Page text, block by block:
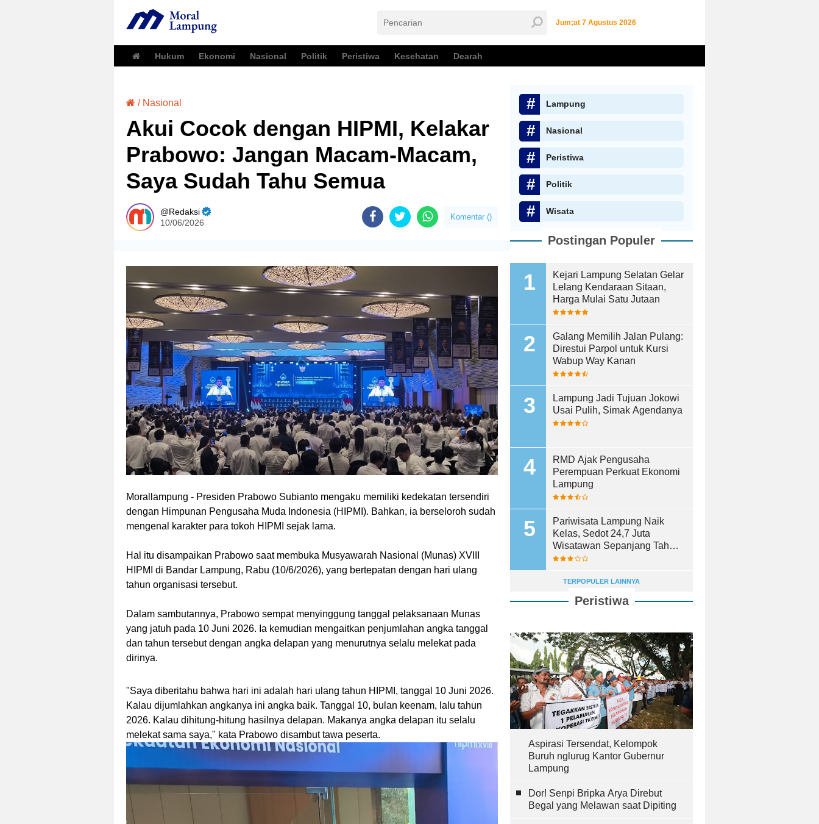
Jum;at 7 Agustus 2026
Hukum Ekonomi Nasional Politik Peristiwa Kesehatan Dearah
/ Nasional
Akui Cocok dengan HIPMI, Kelakar
Prabowo: Jangan Macam-Macam,
Saya Sudah Tahu Semua
Redaksi
10/06/2026
Komentar ()
Morallampung - Presiden Prabowo Subianto mengaku memiliki kedekatan tersendiri
dengan Himpunan Pengusaha Muda Indonesia (HIPMI). Bahkan, ia berseloroh sudah
mengenal karakter para tokoh HIPMI sejak lama.
Hal itu disampaikan Prabowo saat membuka Musyawarah Nasional (Munas) XVIII
HIPMI di Bandar Lampung, Rabu (10/6/2026), yang bertepatan dengan hari ulang
tahun organisasi tersebut.
Dalam sambutannya, Prabowo sempat menyinggung tanggal pelaksanaan Munas
yang jatuh pada 10 Juni 2026. Ia kemudian mengaitkan penjumlahan angka tanggal
dan tahun tersebut dengan angka delapan yang menurutnya selalu melekat pada
dirinya.
"Saya diberitahu bahwa hari ini adalah hari ulang tahun HIPMI, tanggal 10 Juni 2026.
Kalau dijumlahkan angkanya ini angka baik. Tanggal 10, bulan keenam, lalu tahun
2026. Kalau dihitung-hitung hasilnya delapan. Makanya angka delapan itu selalu
melekat sama saya," kata Prabowo disambut tawa peserta.
Lampung
Nasional
Peristiwa
Politik
Wisata
Postingan Populer
Kejari Lampung Selatan Gelar
Lelang Kendaraan Sitaan,
Harga Mulai Satu Jutaan
Galang Memilih Jalan Pulang:
Direstui Parpol untuk Kursi
Wabup Way Kanan
Lampung Jadi Tujuan Jokowi
Usai Pulih, Simak Agendanya
RMD Ajak Pengusaha
Perempuan Perkuat Ekonomi
Lampung
Pariwisata Lampung Naik
Kelas, Sedot 24,7 Juta
Wisatawan Sepanjang Tahun
2025
TERPOPULER LAINNYA
Peristiwa
Aspirasi Tersendat, Kelompok
Buruh nglurug Kantor Gubernur
Lampung
Dor! Senpi Bripka Arya Direbut
Begal yang Melawan saat Dipiting